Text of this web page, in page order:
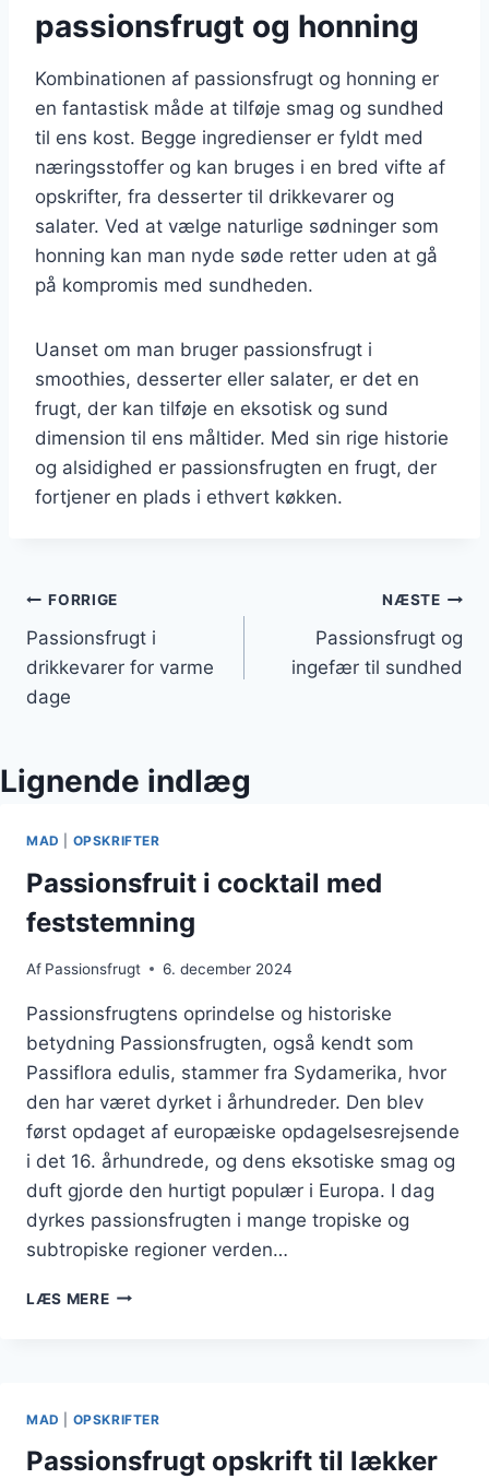
passionsfrugt og honning
Kombinationen af passionsfrugt og honning er
en fantastisk måde at tilføje smag og sundhed
til ens kost. Begge ingredienser er fyldt med
næringsstoffer og kan bruges i en bred vifte af
opskrifter, fra desserter til drikkevarer og
salater. Ved at vælge naturlige sødninger som
honning kan man nyde søde retter uden at gå
på kompromis med sundheden.
Uanset om man bruger passionsfrugt i
smoothies, desserter eller salater, er det en
frugt, der kan tilføje en eksotisk og sund
dimension til ens måltider. Med sin rige historie
og alsidighed er passionsfrugten en frugt, der
fortjener en plads i ethvert køkken.
Indlægsnavigation
FORRIGE
Passionsfrugt i
drikkevarer for varme
dage
NÆSTE
Passionsfrugt og
ingefær til sundhed
Lignende indlæg
MAD OPSKRIFTER
Passionsfruit i cocktail med
feststemning
Af Passionsfrugt 6. december 2024
Passionsfrugtens oprindelse og historiske
betydning Passionsfrugten, også kendt som
Passiflora edulis, stammer fra Sydamerika, hvor
den har været dyrket i århundreder. Den blev
først opdaget af europæiske opdagelsesrejsende
i det 16. århundrede, og dens eksotiske smag og
duft gjorde den hurtigt populær i Europa. I dag
dyrkes passionsfrugten i mange tropiske og
subtropiske regioner verden…
LÆS MEREPASSIONSFRUIT
MAD OPSKRIFTER
Passionsfrugt opskrift til lækker